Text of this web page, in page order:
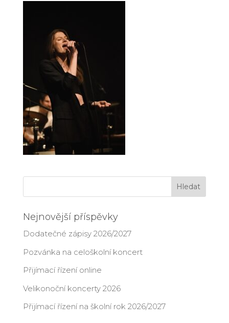
Nejnovější příspěvky
Dodatečné zápisy 2026/2027
Pozvánka na celoškolní koncert
Přijímací řízení online
Velikonoční koncerty 2026
Přijímací řízení na školní rok 2026/2027